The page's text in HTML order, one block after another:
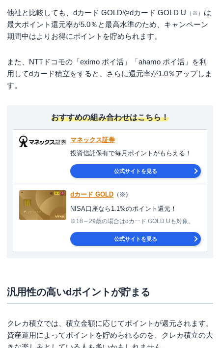
他社と比較しても、dカード GOLDやdカード GOLD U （※） は
最大ポイント還元率が5.0％と最高水準のため、キャンペーン
期間中はよりお得にポイントを貯められます。
また、NTTドコモの「eximo ポイ活」「ahamo ポイ活」を利
用してdカード積立をすると、さらに還元率が1.0％アップしま
す。
おすすめの組み合わせはこちら！
マネックス証券
投資信託保有で毎月ポイントがもらえる！
公式サイトを見る
dカード GOLD （※）
NISA口座なら1.1%のポイント還元！
※18～29歳の場合はdカード GOLD Uも対象。
公式サイトを見る
汎用性の高いdポイントが貯まる
クレカ積立では、積立金額に応じてポイントが還元されます。
資産運用によってポイントを貯められるのを、クレカ積立の大